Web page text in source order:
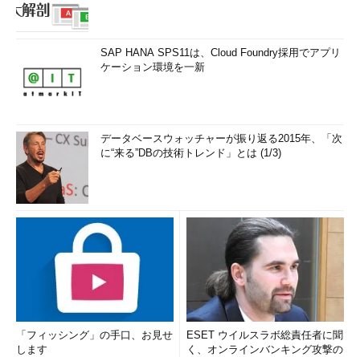
SAP HANA SPS11は、Cloud Foundry採用でアプリ
ケーション環境を一新
データベースウォッチャーが振り返る2015年、「次
に“来る”DBの技術トレンド」とは (1/3)
「フィッシング」の手口、お見せ
します
ESET ウイルスラボ総責任者に聞
く、オンラインバンキング攻撃の